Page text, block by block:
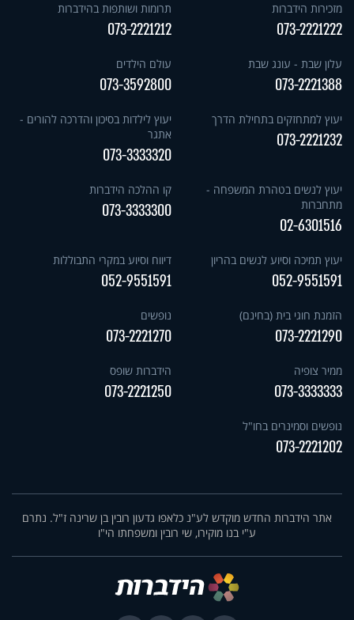
מזכירות הידברות
073-2221222
תרומות ושותפות בהידברות
073-2221212
עלון שבת - עונג שבת
073-2221388
עולם הילדים
073-3592800
יעוץ למתחזקים בתחילת הדרך
073-2221232
יעוץ לילדות בסיכון והדרכה להורים -
אתגר
073-3333320
יעוץ לנשים בטהרת המשפחה -
מתחברות
02-6301516
קו ההלכה הידברות
073-3333300
יעוץ תמיכה וסיוע לנשים בהריון
052-9551591
דיווח וסיוע במקרי התבוללות
052-9551591
הזמנת חוגי בית (בחינם)
073-2221290
נופשים
073-2221270
ממיר צופיה
073-3333333
הידברות שופס
073-2221250
נופשים וסמינרים בחו"ל
073-2221202
אתר הידברות החדש מוקדש לע"נ כלאפו גדעון רובין בן שרינה ז"ל. נתרם
ע"י בנו מוקירו, שי רובין ומשפחתו הי"ו